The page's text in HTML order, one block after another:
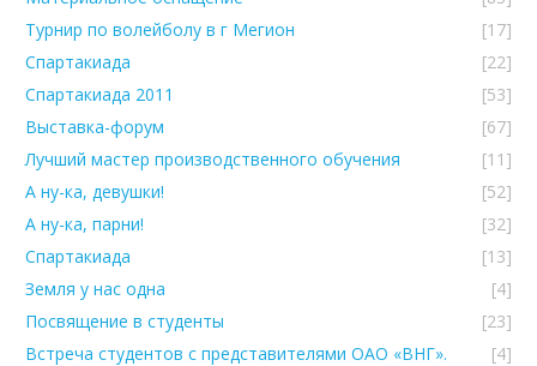
Турнир по волейболу в г Мегион
[17]
Спартакиада
[22]
Спартакиада 2011
[53]
Выставка-форум
[67]
Лучший мастер производственного обучения
[11]
А ну-ка, девушки!
[52]
А ну-ка, парни!
[32]
Спартакиада
[13]
Земля у нас одна
[4]
Посвящение в студенты
[23]
Встреча студентов с представителями ОАО «ВНГ».
[4]